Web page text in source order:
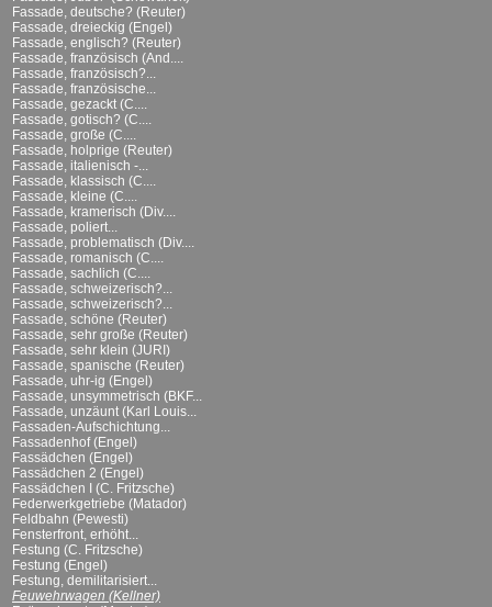
Fassade, deutsche? (Reuter)
Fassade, dreieckig (Engel)
Fassade, englisch? (Reuter)
Fassade, französisch (And....
Fassade, französisch?...
Fassade, französische...
Fassade, gezackt (C....
Fassade, gotisch? (C....
Fassade, große (C....
Fassade, holprige (Reuter)
Fassade, italienisch -...
Fassade, klassisch (C....
Fassade, kleine (C....
Fassade, kramerisch (Div....
Fassade, poliert...
Fassade, problematisch (Div....
Fassade, romanisch (C....
Fassade, sachlich (C....
Fassade, schweizerisch?...
Fassade, schweizerisch?...
Fassade, schöne (Reuter)
Fassade, sehr große (Reuter)
Fassade, sehr klein (JURI)
Fassade, spanische (Reuter)
Fassade, uhr-ig (Engel)
Fassade, unsymmetrisch (BKF...
Fassade, unzäunt (Karl Louis...
Fassaden-Aufschichtung...
Fassadenhof (Engel)
Fassädchen (Engel)
Fassädchen 2 (Engel)
Fassädchen I (C. Fritzsche)
Federwerkgetriebe (Matador)
Feldbahn (Pewesti)
Fensterfront, erhöht...
Festung (C. Fritzsche)
Festung (Engel)
Festung, demilitarisiert...
Feuwehrwagen (Kellner)